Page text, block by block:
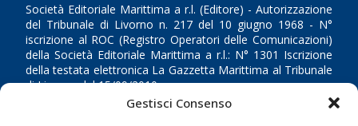
Gestisci Consenso
Società Editoriale Marittima a r.l. (Editore) - Autorizzazione
del Tribunale di Livorno n. 217 del 10 giugno 1968 - N°
iscrizione al ROC (Registro Operatori delle Comunicazioni)
della Società Editoriale Marittima a r.l.: N° 1301 Iscrizione
della testata elettronica La Gazzetta Marittima al Tribunale
di Livorno del 15/09/2010.